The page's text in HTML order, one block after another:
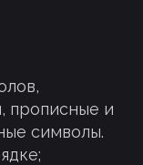
прописные и
символы.